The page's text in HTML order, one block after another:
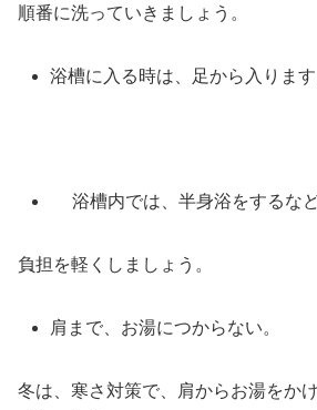
順番に洗っていきましょう。
浴槽に入る時は、足から入ります
浴槽内では、半身浴をするな
負担を軽くしましょう。
肩まで、お湯につからない。
冬は、寒さ対策で、肩からお湯をか